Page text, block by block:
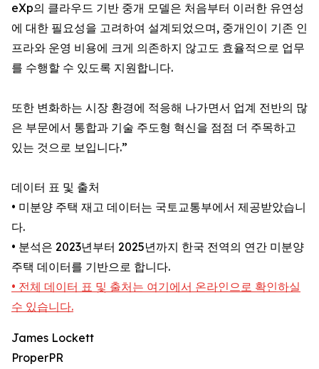
eXp의 클라우드 기반 중개 모델은 처음부터 이러한 유연성
에 대한 필요성을 고려하여 설계되었으며, 중개인이 기존 인
프라와 운영 비용에 크게 의존하지 않고도 효율적으로 업무
를 수행할 수 있도록 지원합니다.
또한 변화하는 시장 환경에 적응해 나가면서 업계 전반의 많
은 부문에서 통합과 기술 주도형 혁신을 점점 더 주목하고
있는 것으로 보입니다.”
데이터 표 및 출처
• 미분양 주택 재고 데이터는 국토교통부에서 제공받았습니
다.
• 분석은 2023년부터 2025년까지 한국 전역의 연간 미분양
주택 데이터를 기반으로 합니다.
• 전체 데이터 표 및 출처는 여기에서 온라인으로 확인하실
수 있습니다.
James Lockett
ProperPR